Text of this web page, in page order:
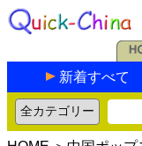
新着すべて